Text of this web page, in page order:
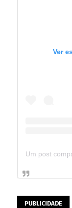
Ver
PUBLICIDADE